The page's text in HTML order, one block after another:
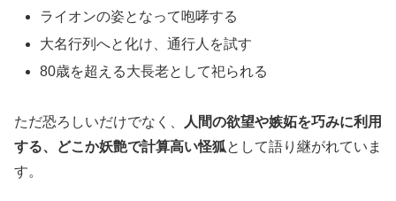
ライオンの姿となって咆哮する
大名行列へと化け、通行人を試す
80歳を超える大長老として祀られる
ただ恐ろしいだけでなく、
人間の欲望や嫉妬を巧みに利用
する、どこか妖艶で計算高い怪狐として語り継がれていま
す。